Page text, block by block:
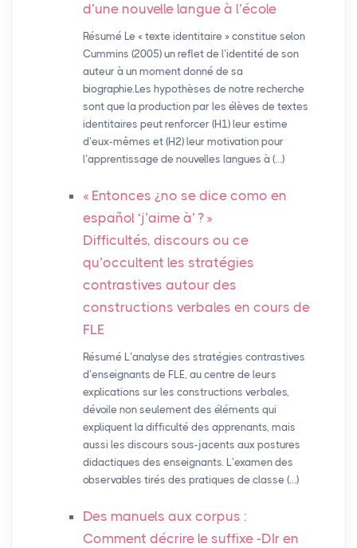
d’une nouvelle langue à l’école
Résumé Le « texte identitaire » constitue selon
Cummins (2005) un reflet de l’identité de son
auteur à un moment donné de sa
biographie.Les hypothèses de notre recherche
sont que la production par les élèves de textes
identitaires peut renforcer (H1) leur estime
d’eux-mêmes et (H2) leur motivation pour
l’apprentissage de nouvelles langues à (…)
« Entonces ¿no se dice como en
español ‘j’aime à’ ? »
Difficultés, discours ou ce
qu’occultent les stratégies
contrastives autour des
constructions verbales en cours de
FLE
Résumé L’analyse des stratégies contrastives
d’enseignants de FLE, au centre de leurs
explications sur les constructions verbales,
dévoile non seulement des éléments qui
expliquent la difficulté des apprenants, mais
aussi les discours sous-jacents aux postures
didactiques des enseignants. L’examen des
observables tirés des pratiques de classe (…)
Des manuels aux corpus :
Comment décrire le suffixe -DIr en